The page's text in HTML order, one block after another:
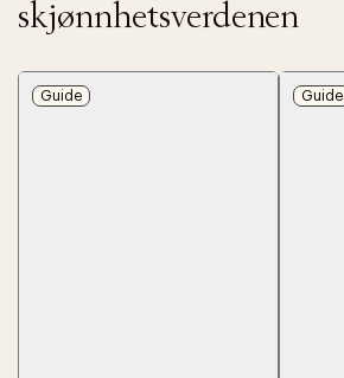
skjønnhetsverdenen
Guide Guide